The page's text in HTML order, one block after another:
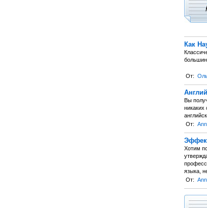
Как
От:
Вы
никаких
От:
Хотим
языка,
От: